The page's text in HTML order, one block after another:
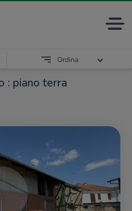
: piano terra
Ordina